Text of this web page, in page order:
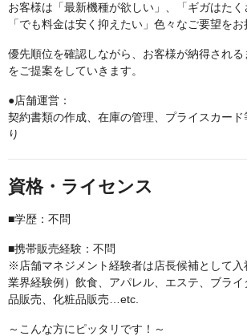
お客様は「最新機種が欲しい」、「ギガはたく
「でも料金は安く抑えたい」色々なご要望をお
優先順位を確認しながら、お客様が納得され
をご提案をしていきます。
●店舗運営：
契約書類の作成、在庫の管理、プライスカー
り
資格・ライセンス
■学歴：不問
■携帯販売経験：不問
※店舗マネジメント経験者は店長候補として入
業界経験例）飲食、アパレル、エステ、ブラ
品販売、化粧品販売…etc.
～こんな方にピッタリです！～